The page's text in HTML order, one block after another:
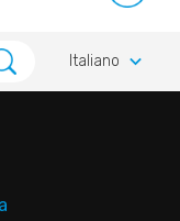
Italiano keyboard_arrow_down